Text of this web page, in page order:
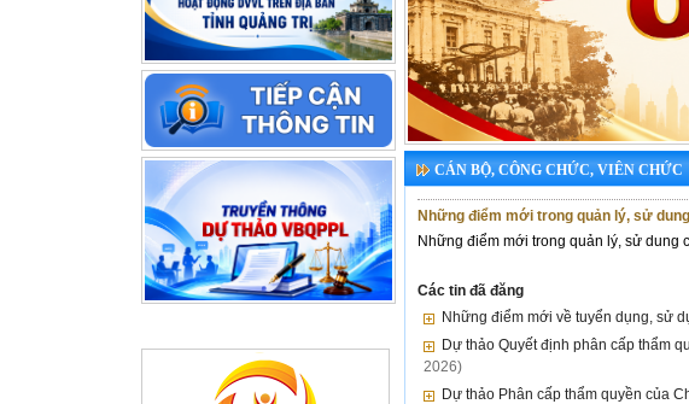
CÁN BỘ, CÔNG CHỨC, VIÊN CHỨC
Những điểm mới trong quản lý, sử
Những điểm mới trong quản lý, sử dung
Các tin đã đăng
Những điểm mới về tuyển dụng, sử
Dự thảo Quyết định phân cấp thẩm
2026)
Dự thảo Phân cấp thẩm quyền của